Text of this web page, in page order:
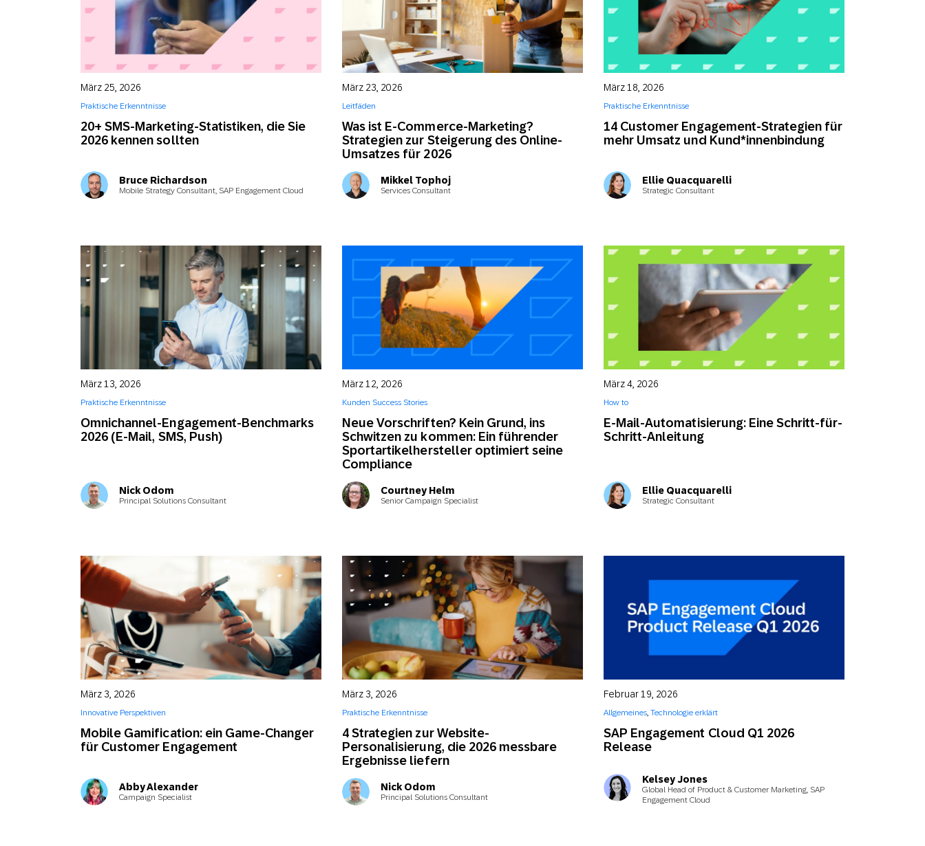
20+ SMS-Marketing-Statistiken, die Sie
2026 kennen sollten
März 25, 2026
Praktische Erkenntnisse
Bruce Richardson
Mobile Strategy Consultant, SAP Engagement Cloud
Was ist E-Commerce-Marketing?
Strategien zur Steigerung des Online-
Umsatzes für 2026
März 23, 2026
Leitfäden
Mikkel Tophoj
Services Consultant
14 Customer Engagement-Strategien für
mehr Umsatz und Kund*innenbindung
März 18, 2026
Praktische Erkenntnisse
Ellie Quacquarelli
Strategic Consultant
Omnichannel-Engagement-Benchmarks
2026 (E-Mail, SMS, Push)
März 13, 2026
Praktische Erkenntnisse
Nick Odom
Principal Solutions Consultant
Neue Vorschriften? Kein Grund, ins
Schwitzen zu kommen: Ein führender
Sportartikelhersteller optimiert seine
Compliance
März 12, 2026
Kunden Success Stories
Courtney Helm
Senior Campaign Specialist
E-Mail-Automatisierung: Eine Schritt-für-
Schritt-Anleitung
März 4, 2026
How to
Ellie Quacquarelli
Strategic Consultant
Mobile Gamification: ein Game-Changer
für Customer Engagement
März 3, 2026
Innovative Perspektiven
Abby Alexander
Campaign Specialist
4 Strategien zur Website-
Personalisierung, die 2026 messbare
Ergebnisse liefern
März 3, 2026
Praktische Erkenntnisse
Nick Odom
Principal Solutions Consultant
SAP Engagement Cloud Q1 2026
Release
Februar 19, 2026
Allgemeines, Technologie erklärt
Kelsey Jones
Global Head of Product & Customer Marketing, SAP
Engagement Cloud